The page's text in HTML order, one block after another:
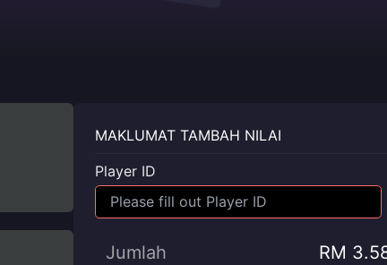
MAKLUMAT TAMBAH NILAI
Player ID
Jumlah RM